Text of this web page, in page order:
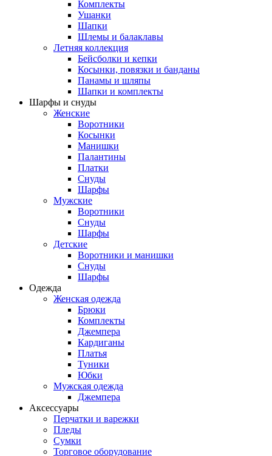
Комплекты
Ушанки
Шапки
Шлемы и балаклавы
Летняя коллекция
Бейсболки и кепки
Косынки, повязки и банданы
Панамы и шляпы
Шапки и комплекты
Шарфы и снуды
Женские
Воротники
Косынки
Манишки
Палантины
Платки
Снуды
Шарфы
Мужские
Воротники
Снуды
Шарфы
Детские
Воротники и манишки
Снуды
Шарфы
Одежда
Женская одежда
Брюки
Комплекты
Джемпера
Кардиганы
Платья
Туники
Юбки
Мужская одежда
Джемпера
Аксессуары
Перчатки и варежки
Пледы
Сумки
Торговое оборудование